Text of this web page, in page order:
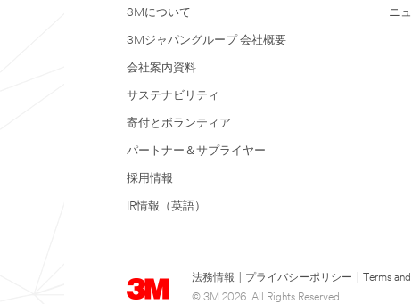
3Mについて
3Mジャパングループ 会社概要
会社案内資料
サステナビリティ
寄付とボランティア
パートナー＆サプライヤー
採用情報
IR情報（英語）
ニ
法務情報 プライバシーポリシー Terms
© 3M 2026. All Rights Reserved.